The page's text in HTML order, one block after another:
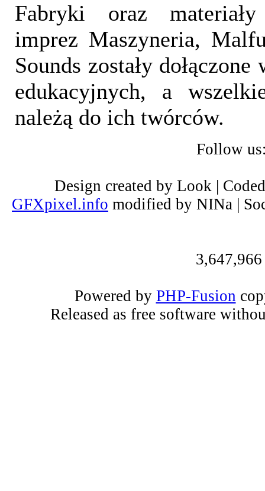
Fabryki oraz
imprez Maszyneria,
Sounds zostały
edukacyjnych, a
należą do ich twórców.
Follow
Design created by Look |
GFXpixel.info modified by NINa |
Powered by PHP-Fusion
Released as free software